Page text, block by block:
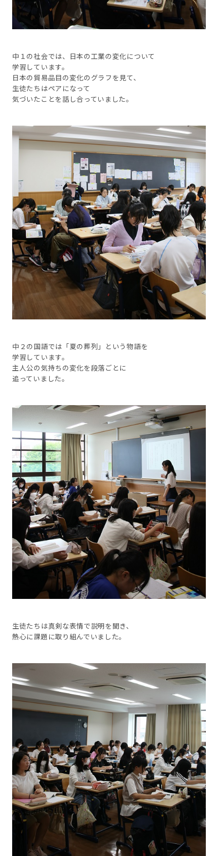
中１の社会では、日本の工業の変化について
学習しています。
日本の貿易品目の変化のグラフを見て、
生徒たちはペアになって
気づいたことを話し合っていました。
中２の国語では「夏の葬列」という物語を
学習しています。
主人公の気持ちの変化を段落ごとに
追っていました。
生徒たちは真剣な表情で説明を聞き、
熱心に課題に取り組んでいました。